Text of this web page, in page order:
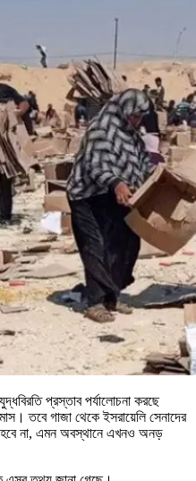
প্রস্তাব পর্যালোচনা করছে
তবে গাজা থেকে ইসরায়েলি সেনাদের
হবে না, এমন অবস্থানে এখনও অনড়